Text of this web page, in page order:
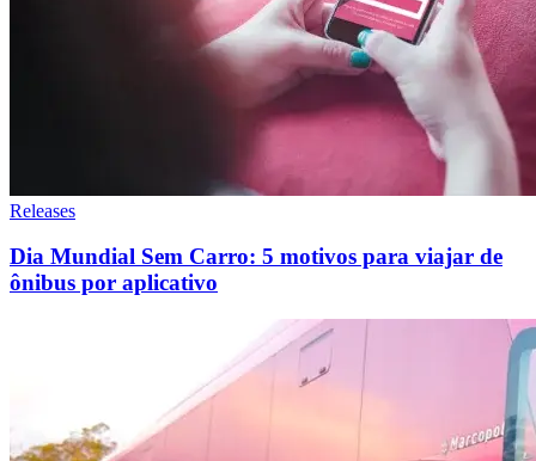
Releases
Dia Mundial Sem Carro: 5 motivos para viajar de
ônibus por aplicativo